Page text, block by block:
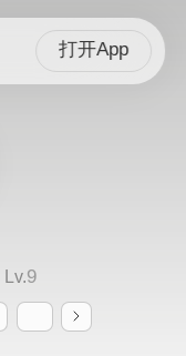
打开App
Lv.9